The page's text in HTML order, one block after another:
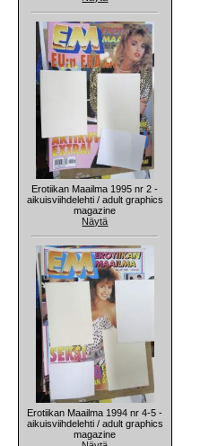
Erotiikan Maailma 1995 nr 2 -
aikuisviihdelehti / adult graphics
magazine
Näytä
Erotiikan Maailma 1994 nr 4-5 -
aikuisviihdelehti / adult graphics
magazine